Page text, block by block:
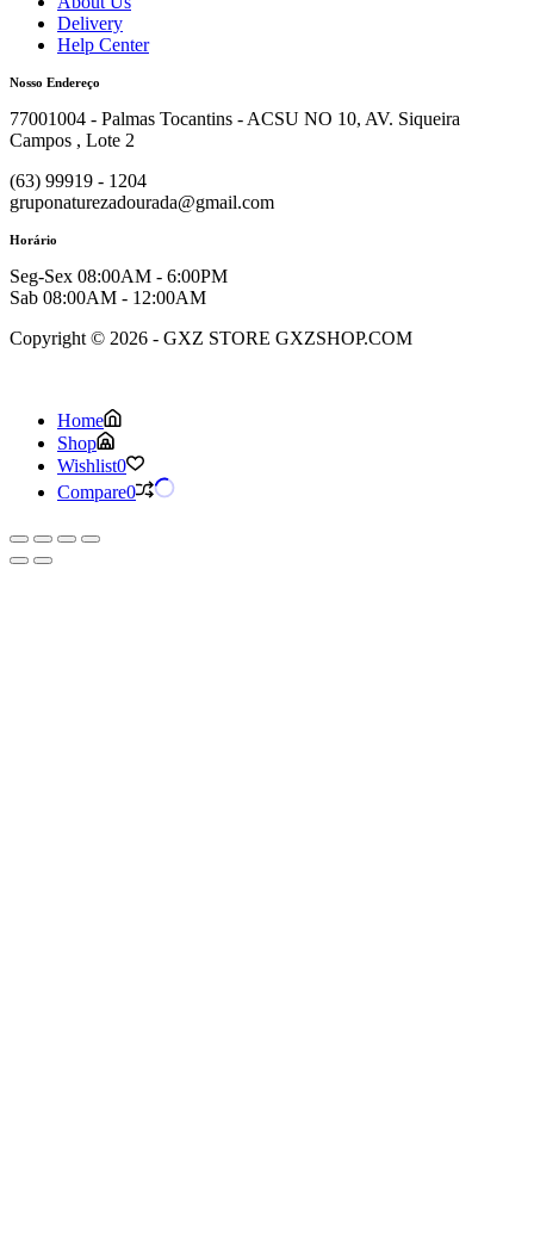
Delivery
Help Center
Nosso Endereço
77001004 - Palmas Tocantins - ACSU NO 10, AV. Siqueira
Campos , Lote 2
(63) 99919 - 1204
gruponaturezadourada@gmail.com
Horário
Seg-Sex 08:00AM - 6:00PM
Sab 08:00AM - 12:00AM
Copyright © 2026 - GXZ STORE GXZSHOP.COM
Home
Shop
Wishlist0
Compare0